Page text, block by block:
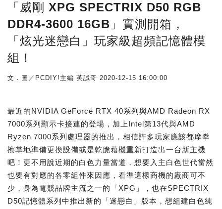
「威剛 XPG SPECTRIX D50 RGB
DDR4-3600 16GB」實測開箱，
「炫光迷戀白」玩家級超頻記憶體模
組！
文．圖／PCDIY!主編 英誠哥 2020-12-15 16:00:00
最近的NVIDIA GeForce RTX 40系列與AMD Radeon RX
7000系列顯示卡接連的登場，加上Intel第13代與AMD
Ryzen 7000系列處理器的推出，相信許多玩家應該都摩拳
擦掌地準備更換設備或是乾脆藉機重新打造出一台新主機
吧！更不用說近期的白色力量當道，想要入主白色世代當然
也要有對應的各零組件來因應，看準這樣商機的廠商可不
少，身為電競品牌主流之一的「XPG」，也在SPECTRIX
D50記憶體系列中推出新的「迷戀白」版本，想組建白色純